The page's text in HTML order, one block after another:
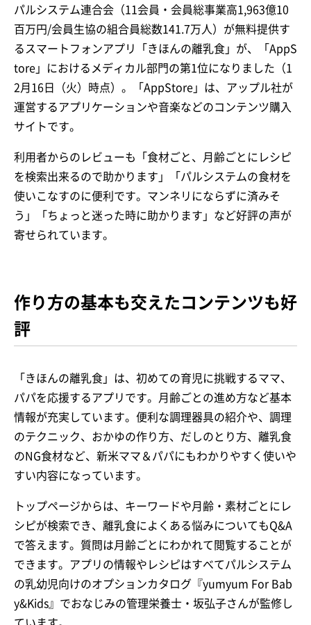
パルシステム連合会（11会員・会員総事業高1,963億10
百万円/会員生協の組合員総数141.7万人）が無料提供す
るスマートフォンアプリ「きほんの離乳食」が、「AppS
tore」におけるメディカル部門の第1位になりました（1
2月16日（火）時点）。「AppStore」は、アップル社が
運営するアプリケーションや音楽などのコンテンツ購入
サイトです。
利用者からのレビューも「食材ごと、月齢ごとにレシピ
を検索出来るので助かります」「パルシステムの食材を
使いこなすのに便利です。マンネリにならずに済みそ
う」「ちょっと迷った時に助かります」など好評の声が
寄せられています。
作り方の基本も交えたコンテンツも好
評
「きほんの離乳食」は、初めての育児に挑戦するママ、
パパを応援するアプリです。月齢ごとの進め方など基本
情報が充実しています。便利な調理器具の紹介や、調理
のテクニック、おかゆの作り方、だしのとり方、離乳食
のNG食材など、新米ママ＆パパにもわかりやすく使いや
すい内容になっています。
トップページからは、キーワードや月齢・素材ごとにレ
シピが検索でき、離乳食によくある悩みについてもQ&A
で答えます。質問は月齢ごとにわかれて閲覧することが
できます。アプリの情報やレシピはすべてパルシステム
の乳幼児向けのオプションカタログ『yumyum For Bab
y&Kids』でおなじみの管理栄養士・坂弘子さんが監修し